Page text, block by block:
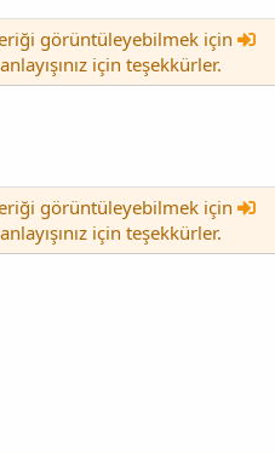
görüntüleyebilmek için
anlayışınız için teşekkürler.
görüntüleyebilmek için
anlayışınız için teşekkürler.